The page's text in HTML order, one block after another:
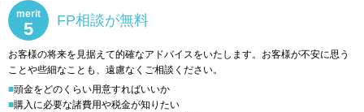
merit
5 FP相談が無料
お客様の将来を見据えて的確なアドバイスをいたします。お客様が不安に思う
ことや些細なことも、遠慮なくご相談ください。
■頭金をどのくらい用意すればいいか
■購入に必要な諸費用や税金が知りたい